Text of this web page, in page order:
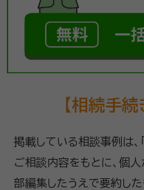
【相続手
掲載している相談事例は、
ご相談内容をもとに、個
部編集したうえで要約し